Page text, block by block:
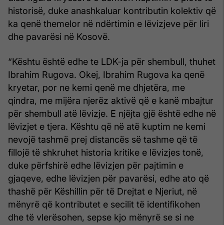
historisë, duke anashkaluar kontributin kolektiv që
ka qenë themelor në ndërtimin e lëvizjeve për liri
dhe pavarësi në Kosovë.
“Kështu është edhe te LDK-ja për shembull, thuhet
Ibrahim Rugova. Okej, Ibrahim Rugova ka qenë
kryetar, por ne kemi qenë me dhjetëra, me
qindra, me mijëra njerëz aktivë që e kanë mbajtur
për shembull atë lëvizje. E njëjta gjë është edhe në
lëvizjet e tjera. Kështu që në atë kuptim ne kemi
nevojë tashmë prej distancës së tashme që të
fillojë të shkruhet historia kritike e lëvizjes tonë,
duke përfshirë edhe lëvizjen për pajtimin e
gjaqeve, edhe lëvizjen për pavarësi, edhe ato që
thashë për Këshillin për të Drejtat e Njeriut, në
mënyrë që kontributet e secilit të identifikohen
dhe të vlerësohen, sepse kjo mënyrë se si ne